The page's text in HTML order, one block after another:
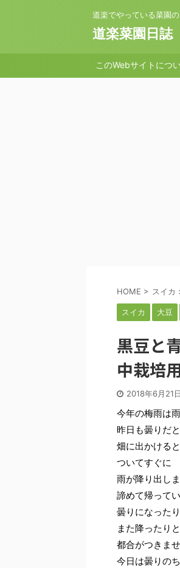
道楽でやっている菜園
道楽菜園日誌
このWebサイトにつ
HOME > スイカ
スイカ 大豆
黒豆と
中栽培
2018年6月21日
今年の梅雨は
昨日も曇りだ
畑に出かけると
ついてすぐに
雨が降り出しま
諦めて帰って
曇りになったり
また降ったりと
都合がつきませ
今日は曇りの